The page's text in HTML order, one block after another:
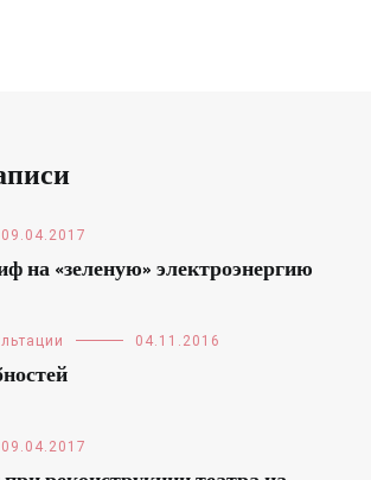
09.04.2017
на «зеленую» электроэнергию
04.11.2016
09.04.2017